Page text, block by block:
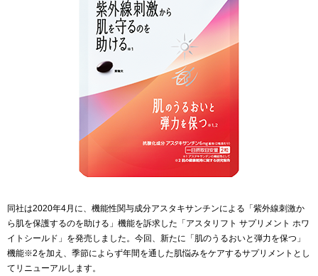
同社は2020年4月に、機能性関与成分アスタキサンチンによる「紫外線刺激か
ら肌を保護するのを助ける」機能を訴求した「アスタリフト サプリメント ホワ
イトシールド」を発売しました。今回、新たに「肌のうるおいと弾力を保つ」
機能※2を加え、季節によらず年間を通した肌悩みをケアするサプリメントとし
てリニューアルします。